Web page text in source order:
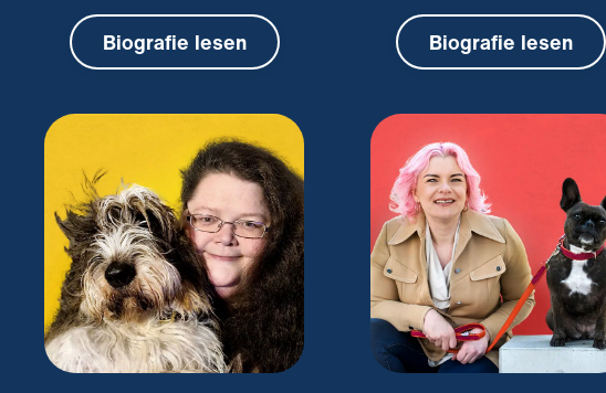
Biografie lesen Biografie lesen